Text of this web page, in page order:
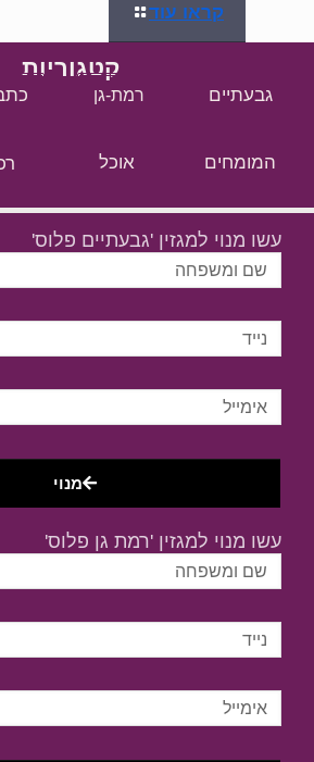
קראו עוד
קטגוריות
גבעתיים רמת-גן
המומחים אוכל
עשו מנוי למגזין 'גבעתיים פלוס'
מנוי
עשו מנוי למגזין 'רמת גן פלוס'